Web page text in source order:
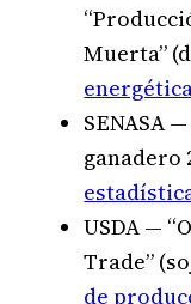
Muerta”
SENASA
ganadero
USDA —
Trade”
de